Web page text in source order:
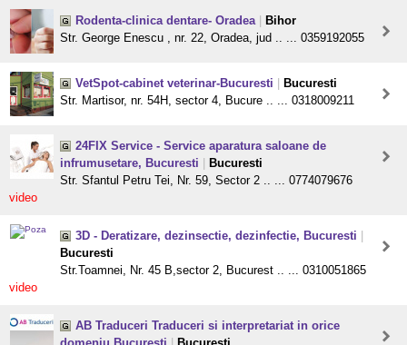
Rodenta-clinica dentare- Oradea
Bihor
Str. George Enescu , nr. 22, Oradea, jud .. ... 0359192055
VetSpot-cabinet veterinar-Bucuresti
Bucuresti
Str. Martisor, nr. 54H, sector 4, Bucure .. ... 0318009211
24FIX Service - Service aparatura saloane de
infrumusetare, Bucuresti
Bucuresti
Str. Sfantul Petru Tei, Nr. 59, Sector 2 .. ... 0774079676
video
3D - Deratizare, dezinsectie, dezinfectie, Bucuresti
Bucuresti
Str.Toamnei, Nr. 45 B,sector 2, Bucurest .. ... 0310051865
video
AB Traduceri Traduceri si interpretariat in orice